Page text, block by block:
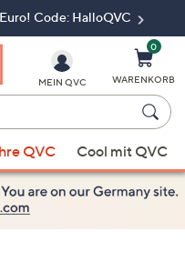
Code: HalloQVC
MEIN QVC
0
WARENKORB
QVC Cool mit QVC